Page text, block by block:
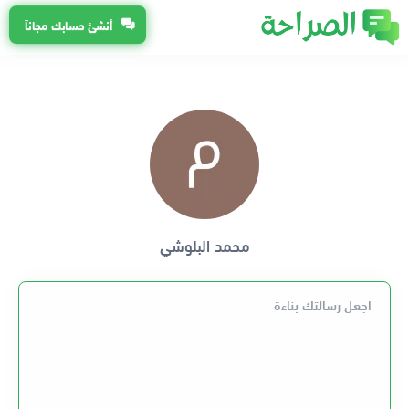
أنشئ حسابك مجاناً
محمد البلوشي